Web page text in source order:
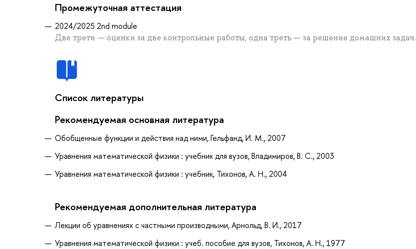
Промежуточная аттестация
2024/2025 2nd module
Две трети — оценки за две контрольные работы, одна треть — за решение домашних задач.
Список литературы
Рекомендуемая основная литература
Обобщенные функции и действия над ними, Гельфанд, И. М., 2007
Уравнения математической физики : учебник для вузов, Владимиров, В. С., 2003
Уравнения математической физики : учебник, Тихонов, А. Н., 2004
Рекомендуемая дополнительная литература
Лекции об уравнениях с частными производными, Арнольд, В. И., 2017
Уравнения математической физики : учеб. пособие для вузов, Тихонов, А. Н., 1977